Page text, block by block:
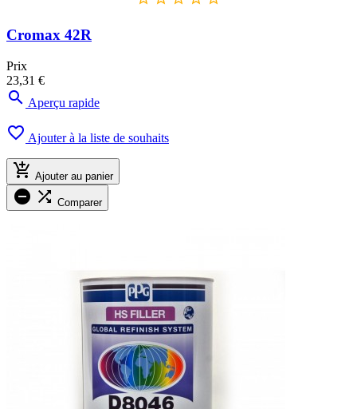
Cromax 42R
Prix
23,31 €
 Aperçu rapide
 Ajouter à la liste de souhaits
 Ajouter au panier
  Comparer